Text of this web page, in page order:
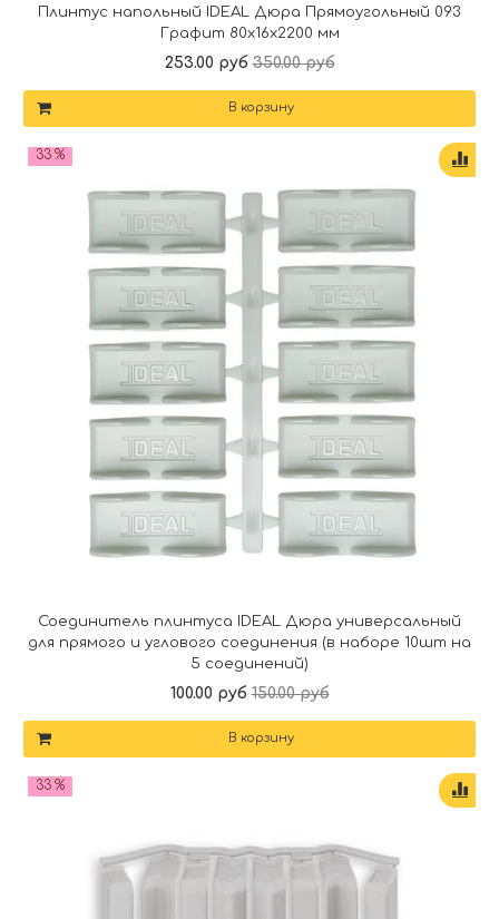
Плинтус напольный IDEAL Дюра Прямоугольный 093
Графит 80x16x2200 мм
253.00 руб 350.00 руб
В корзину
33 %
Соединитель плинтуса IDEAL Дюра универсальный
для прямого и углового соединения (в наборе 10шт на
5 соединений)
100.00 руб 150.00 руб
В корзину
33 %